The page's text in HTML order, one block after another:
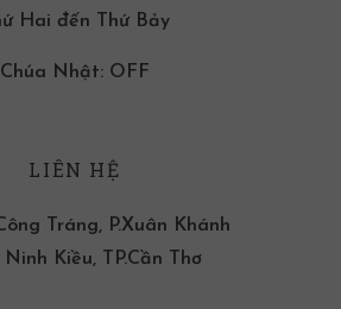
Hai đến Thứ Bảy
Chúa Nhật: OFF
LIÊN HỆ
Tráng, P.Xuân Khánh
Kiều, TP.Cần Thơ